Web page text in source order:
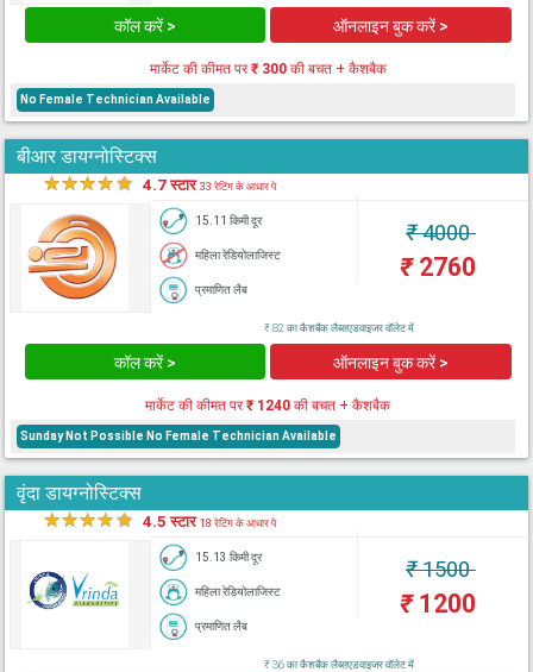
कॉल करें > ऑनलाइन बुक करें >
मार्केट की कीमत पर₹ 300की बचत + कैशबैक
No Female Technician Available
बीआर डायग्नोस्टिक्स
★★★★★ 4.7 स्टार33 रेटिंग के आधार पे
15.11 किमी दूर
महिला रेडियोलाजिस्ट
प्रमाणित लैब
₹4000
₹2760
₹ 82 का कैशबैक लैब्सएडवाइजर वॉलेट में
कॉल करें > ऑनलाइन बुक करें >
मार्केट की कीमत पर₹ 1240 की बचत + कैशबैक
Sunday Not Possible No Female Technician Available
वृंदा डायग्नोस्टिक्स
★★★★★ 4.5 स्टार18 रेटिंग के आधार पे
15.13 किमी दूर
महिला रेडियोलाजिस्ट
प्रमाणित लैब
₹1500
₹1200
₹ 36 का कैशबैक लैब्सएडवाइजर वॉलेट में